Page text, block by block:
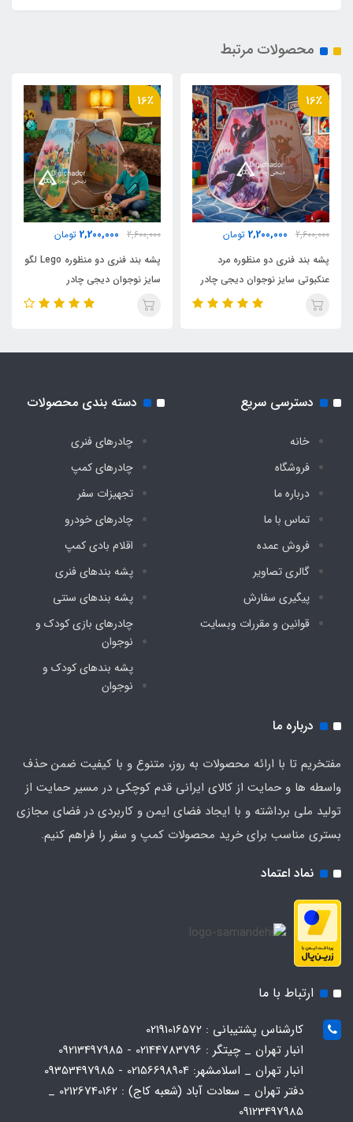
اقلام همراه
کیف حمل مخصوص
کشور تولید کننده
چین
محصولات مرتبط
16٪
2,600,000
2,200,000 تومان
پشه بند فنری دو منظوره مرد
عنکبوتی سایز نوجوان دیجی چادر
16٪
2,600,000
2,200,000 تومان
پشه بند فنری دو منظوره Lego لگو
سایز نوجوان دیجی چادر
نماد اعتماد
دسترسی سریع
خانه
فروشگاه
درباره ما
تماس با ما
فروش عمده
گالری تصاویر
پیگیری سفارش
قوانین و مقررات وبسایت
دسته بندی محصولات
چادرهای فنری
چادرهای کمپ
تجهیزات سفر
چادرهای خودرو
اقلام بادی کمپ
پشه‌ بندهای فنری
پشه‌ بندهای سنتی
چادرهای بازی کودک و
نوجوان
پشه‌ بندهای کودک و
نوجوان
درباره ما
مفتخریم تا با ارائه محصولات به روز، متنوع و با کیفیت ضمن حذف
واسطه ها و حمایت از کالای ایرانی قدم کوچکی در مسیر حمایت از
تولید ملی برداشته و با ایجاد فضای ایمن و کاربردی در فضای مجازی
بستری مناسب برای خرید محصولات کمپ و سفر را فراهم کنیم.
ارتباط با ما
کارشناس پشتیبانی : 02191016572
انبار تهران _ چیتگر : 02144783796 - 09213497985
انبار تهران _ اسلامشهر: 02156698904 - 09353497985
دفتر تهران _ سعادت آباد (شعبه کاج) : 02126740162 _
09123497985